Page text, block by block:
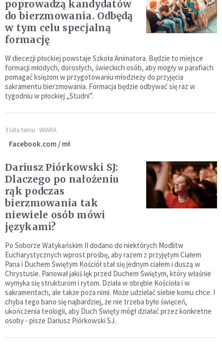
poprowadzą kandydatów
do bierzmowania. Odbędą
w tym celu specjalną
formację
W diecezji płockiej powstaje Szkoła Animatora. Będzie to miejsce
formacji młodych, dorosłych, świeckich osób, aby mogły w parafiach
pomagać księżom w przygotowaniu młodzieży do przyjęcia
sakramentu bierzmowania. Formacja będzie odbywać się raz w
tygodniu w płockiej „Studni”.
3 lata temu WIARA
Facebook.com / mł
Dariusz Piórkowski SJ:
Dlaczego po nałożeniu
rąk podczas
bierzmowania tak
niewiele osób mówi
językami?
Po Soborze Watykańskim II dodano do niektórych Modlitw
Eucharystycznych wprost prośbę, aby razem z przyjętym Ciałem
Pana i Duchem Świętym Kościół stał się jednym ciałem i duszą w
Chrystusie. Panował jakiś lęk przed Duchem Świętym, który właśnie
wymyka się strukturom i rytom. Działa w obrębie Kościoła i w
sakramentach, ale także poza nimi. Może udzielać siebie komu chce. I
chyba tego bano się najbardziej, że nie trzeba było święceń,
ukończenia teologii, aby Duch Święty mógł działać przez konkretne
osoby - pisze Dariusz Piórkowski SJ.